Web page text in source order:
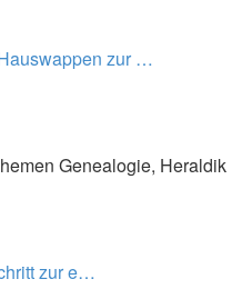
zur …
Genealogie, Heraldik
zur e…